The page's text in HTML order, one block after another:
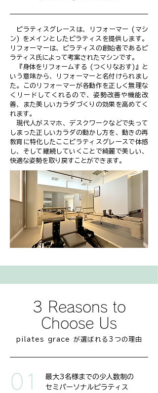
ピラティスグレースは、リフォーマー (マシ
ン) をメインとしたピラティスを提供します。
リフォーマーは、ピラティスの創始者であるピ
ラティス氏によって考案されたマシンです。
『身体をリフォームする (つくりなおす)』と
いう意味から、リフォーマーと名付けられまし
た。このリフォーマーが各動作を正しく無理な
くリードしてくれるので、姿勢改善や機能改
善、また美しいカラダづくりの効果を高めてく
れます。
現代人がスマホ、デスクワークなどで失って
しまった正しいカラダの動かし方を、動きの再
教育に特化したここピラティスグレースで体感
し、そして継続していくことで綺麗で美しい、
快適な姿勢を取り戻すことができます。
3 Reasons to
Choose Us
pilates grace が選ばれる3つの理由
01
最大3名様までの少人数制の
セミパーソナルピラティス